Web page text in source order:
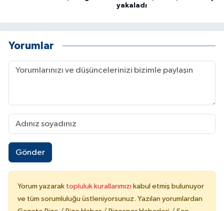
yakaladı
Yorumlar
Gönder
Yorum yazarak topluluk kurallarımızı kabul etmiş bulunuyor
ve tüm sorumluluğu üstleniyorsunuz. Yazılan yorumlardan